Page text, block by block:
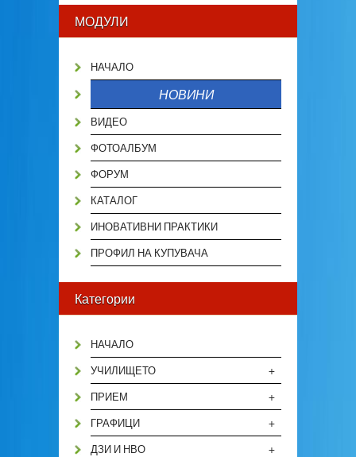
МОДУЛИ
НАЧАЛО
НОВИНИ
ВИДЕО
ФОТОАЛБУМ
ФОРУМ
КАТАЛОГ
ИНОВАТИВНИ ПРАКТИКИ
ПРОФИЛ НА КУПУВАЧА
Категории
НАЧАЛО
+
УЧИЛИЩЕТО
+
ПРИЕМ
+
ГРАФИЦИ
+
ДЗИ И НВО